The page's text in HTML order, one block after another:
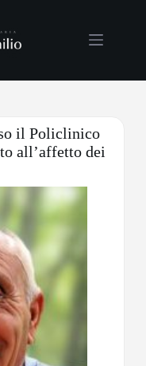
il Policlinico
all’affetto dei